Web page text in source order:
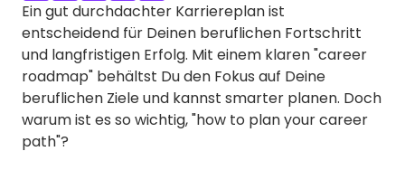
Ein gut durchdachter Karriereplan ist
entscheidend für Deinen beruflichen Fortschritt
und langfristigen Erfolg. Mit einem klaren "career
roadmap" behältst Du den Fokus auf Deine
beruflichen Ziele und kannst smarter planen. Doch
warum ist es so wichtig, "how to plan your career
path"?